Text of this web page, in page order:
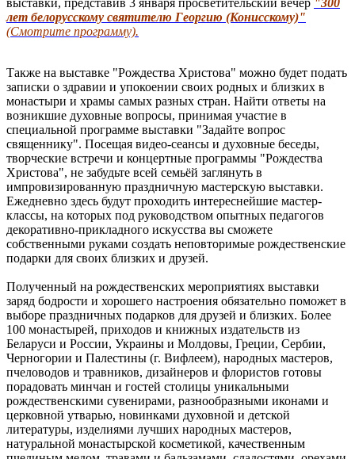
лет белорусскому святителю Георгию (Конисскому)"
(Смотрите программу).
Также на выставке "Рождества Христова" можно будет подать
записки о здравии и упокоении своих родных и близких в
монастыри и храмы самых разных стран. Найти ответы на
возникшие духовные вопросы, принимая участие в
специальной программе выставки "Задайте вопрос
священнику". Посещая видео-сеансы и духовные беседы,
творческие встречи и концертные программы "Рождества
Христова", не забудьте всей семьёй заглянуть в
импровизированную праздничную мастерскую выставки.
Ежедневно здесь будут проходить интереснейшие мастер-
классы, на которых под руководством опытных педагогов
декоративно-прикладного искусства вы сможете
собственными руками создать неповторимые рождественские
подарки для своих близких и друзей.
Полученный на рождественских мероприятиях выставки
заряд бодрости и хорошего настроения обязательно поможет в
выборе праздничных подарков для друзей и близких. Более
100 монастырей, приходов и книжных издательств из
Беларуси и России, Украины и Молдовы, Греции, Сербии,
Черногории и Палестины (г. Вифлеем), народных мастеров,
пчеловодов и травников, дизайнеров и флористов готовы
порадовать минчан и гостей столицы уникальными
рождественскими сувенирами, разнообразными иконами и
церковной утварью, новинками духовной и детской
литературы, изделиями лучших народных мастеров,
натуральной монастырской косметикой, качественным